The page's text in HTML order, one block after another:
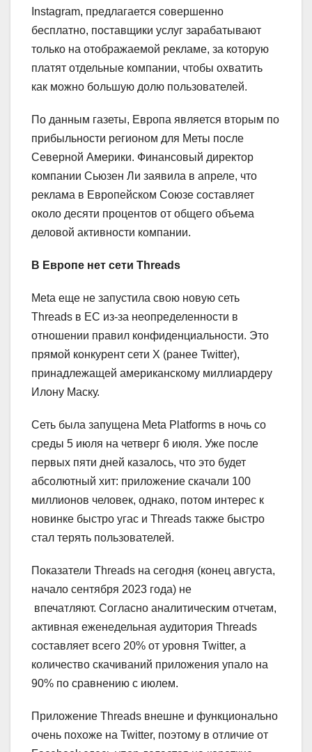
Instagram, предлагается совершенно
бесплатно, поставщики услуг зарабатывают
только на отображаемой рекламе, за которую
платят отдельные компании, чтобы охватить
как можно большую долю пользователей.
По данным газеты, Европа является вторым по
прибыльности регионом для Меты после
Северной Америки. Финансовый директор
компании Сьюзен Ли заявила в апреле, что
реклама в Европейском Союзе составляет
около десяти процентов от общего объема
деловой активности компании.
В Европе нет сети Threads
Meta еще не запустила свою новую сеть
Threads в ЕС из-за неопределенности в
отношении правил конфиденциальности. Это
прямой конкурент сети X (ранее Twitter),
принадлежащей американскому миллиардеру
Илону Маску.
Сеть была запущена Meta Platforms в ночь со
среды 5 июля на четверг 6 июля. Уже после
первых пяти дней казалось, что это будет
абсолютный хит: приложение скачали 100
миллионов человек, однако, потом интерес к
новинке быстро угас и Threads также быстро
стал терять пользователей.
Показатели Threads на сегодня (конец августа,
начало сентября 2023 года) не
впечатляют. Согласно аналитическим отчетам,
активная еженедельная аудитория Threads
составляет всего 20% от уровня Twitter, а
количество скачиваний приложения упало на
90% по сравнению с июлем.
Приложение Threads внешне и функционально
очень похоже на Twitter, поэтому в отличие от